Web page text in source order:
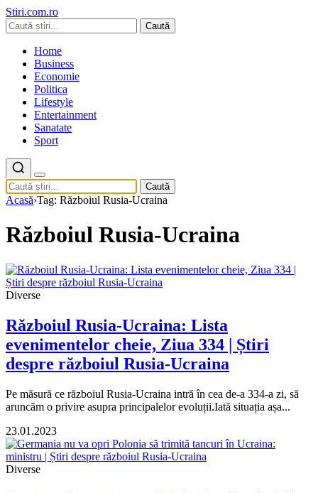
Stiri.com.ro
Caută
Home
Business
Economie
Politica
Lifestyle
Entertainment
Sanatate
Sport
Caută
Acasă›Tag: Războiul Rusia-Ucraina
Războiul Rusia-Ucraina
Diverse
Războiul Rusia-Ucraina: Lista
evenimentelor cheie, Ziua 334 | Știri
despre războiul Rusia-Ucraina
Pe măsură ce războiul Rusia-Ucraina intră în cea de-a 334-a zi, să
aruncăm o privire asupra principalelor evoluții.Iată situația așa...
23.01.2023
Diverse